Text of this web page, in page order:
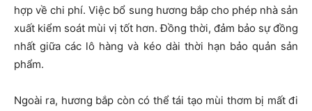
hợp về chi phí. Việc bổ sung hương bắp cho phép nhà sản
xuất kiểm soát mùi vị tốt hơn. Đồng thời, đảm bảo sự đồng
nhất giữa các lô hàng và kéo dài thời hạn bảo quản sản
phẩm.
Ngoài ra, hương bắp còn có thể tái tạo mùi thơm bị mất đi